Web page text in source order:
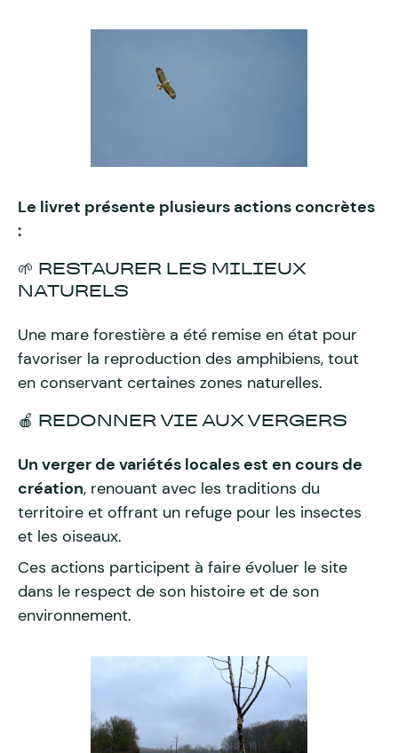
Le livret présente plusieurs actions concrètes
:
🌱 RESTAURER LES MILIEUX
NATURELS
Une mare forestière a été remise en état pour
favoriser la reproduction des amphibiens, tout
en conservant certaines zones naturelles.
🍎 REDONNER VIE AUX VERGERS
Un verger de variétés locales est en cours de
création, renouant avec les traditions du
territoire et offrant un refuge pour les insectes
et les oiseaux.
Ces actions participent à faire évoluer le site
dans le respect de son histoire et de son
environnement.